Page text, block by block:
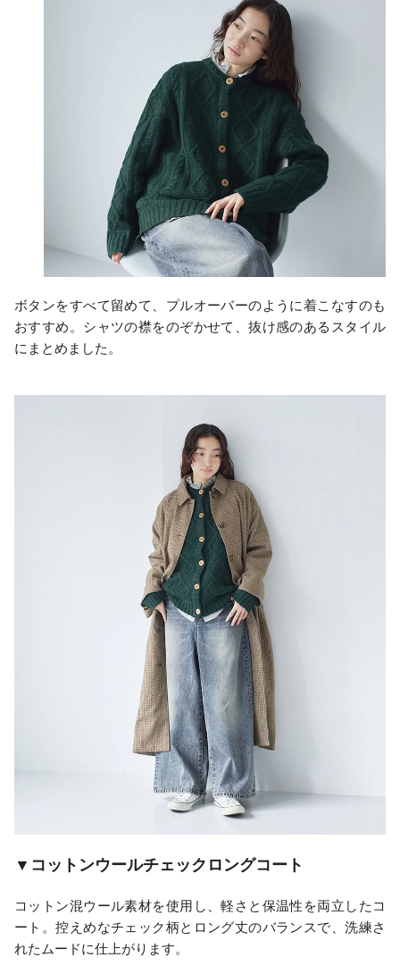
ボタンをすべて留めて、プルオーバーのように着こなすのも
おすすめ。シャツの襟をのぞかせて、抜け感のあるスタイル
にまとめました。
▼コットンウールチェックロングコート
コットン混ウール素材を使用し、軽さと保温性を両立したコ
ート。控えめなチェック柄とロング丈のバランスで、洗練さ
れたムードに仕上がります。